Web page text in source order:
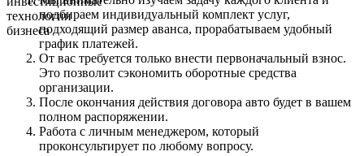
технологии
бизнеса
подбираем индивидуальный комплект услуг,
подходящий размер аванса, прорабатываем удобный
график платежей.
От вас требуется только внести первоначальный взнос.
Это позволит сэкономить оборотные средства
организации.
После окончания действия договора авто будет в вашем
полном распоряжении.
Работа с личным менеджером, который
проконсультирует по любому вопросу.